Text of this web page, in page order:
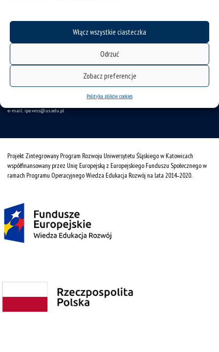
Włącz wszystkie ciasteczka
Odrzuć
Zobacz preferencje
Polityka plików cookies
Instytut Pedagogiki
ul. Grażyńskiego 53
40-126 Katowice
tel. 32 35 99 709 tel./fax 32 35 99 811
e-mail: ipe.wns@us.edu.pl
Projekt Zintegrowany Program Rozwoju Uniwersytetu Śląskiego w Katowicach
współfinansowany przez Unię Europejską z Europejskiego Funduszu Społecznego w
ramach Programu Operacyjnego Wiedza Edukacja Rozwój na lata 2014˗2020.